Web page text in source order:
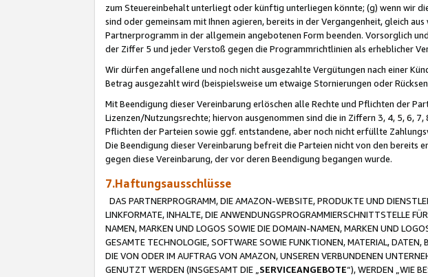
zum Steuereinbehalt unterliegt oder künftig unterliegen könnte; (g) wenn wir
sind oder gemeinsam mit Ihnen agieren, bereits in der Vergangenheit, gleich
Partnerprogramm in der allgemein angebotenen Form beenden. Vorsorglich
der Ziffer 5 und jeder Verstoß gegen die Programmrichtlinien als erheblicher
Wir dürfen angefallene und noch nicht ausgezahlte Vergütungen nach einer
Betrag ausgezahlt wird (beispielsweise um etwaige Stornierungen oder
Mit Beendigung dieser Vereinbarung erlöschen alle Rechte und Pflichten der
Lizenzen/Nutzungsrechte; hiervon ausgenommen sind die in Ziffern 3, 4, 5, 6,
Pflichten der Parteien sowie ggf. entstandene, aber noch nicht erfüllte
Die Beendigung dieser Vereinbarung befreit die Parteien nicht von den bereits
gegen diese Vereinbarung, der vor deren Beendigung begangen wurde.
7.Haftungsausschlüsse
DAS PARTNERPROGRAMM, DIE AMAZON-WEBSITE, PRODUKTE UND
LINKFORMATE, INHALTE, DIE ANWENDUNGSPROGRAMMIERSCHNITTSTELLE
NAMEN, MARKEN UND LOGOS SOWIE DIE DOMAIN-NAMEN, MARKEN UND
GESAMTE TECHNOLOGIE, SOFTWARE SOWIE FUNKTIONEN, MATERIAL,
DIE VON ODER IM AUFTRAG VON AMAZON, UNSEREN VERBUNDENEN
GENUTZT WERDEN (INSGESAMT DIE „ SERVICEANGEBOTE“), WERDEN „WIE